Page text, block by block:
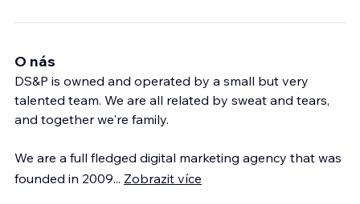
O nás
DS&P is owned and operated by a small but very
talented team. We are all related by sweat and tears,
and together we're family.
We are a full fledged digital marketing agency that was
founded in 2009... Zobrazit více